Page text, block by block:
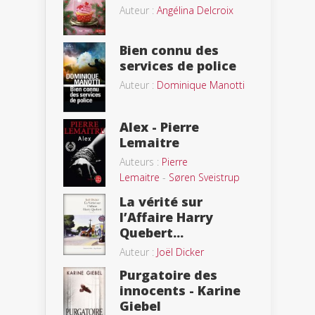
Auteur : Angélina Delcroix
Bien connu des
services de police
Auteur : Dominique Manotti
Alex - Pierre
Lemaitre
Auteurs : Pierre
Lemaitre - Søren Sveistrup
La vérité sur
l’Affaire Harry
Quebert...
Auteur : Joël Dicker
Purgatoire des
innocents - Karine
Giebel